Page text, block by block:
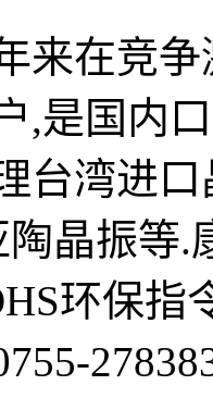
来在竞
,是国内
台湾进
晶振等.
环保指